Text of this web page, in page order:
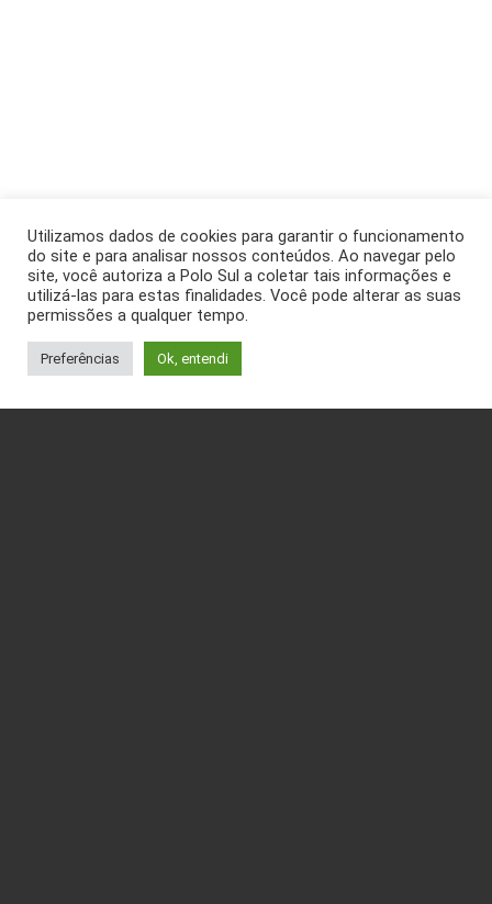
Utilizamos dados de cookies para garantir o funcionamento
do site e para analisar nossos conteúdos. Ao navegar pelo
site, você autoriza a Polo Sul a coletar tais informações e
utilizá-las para estas finalidades. Você pode alterar as suas
permissões a qualquer tempo.
Preferências Ok, entendi